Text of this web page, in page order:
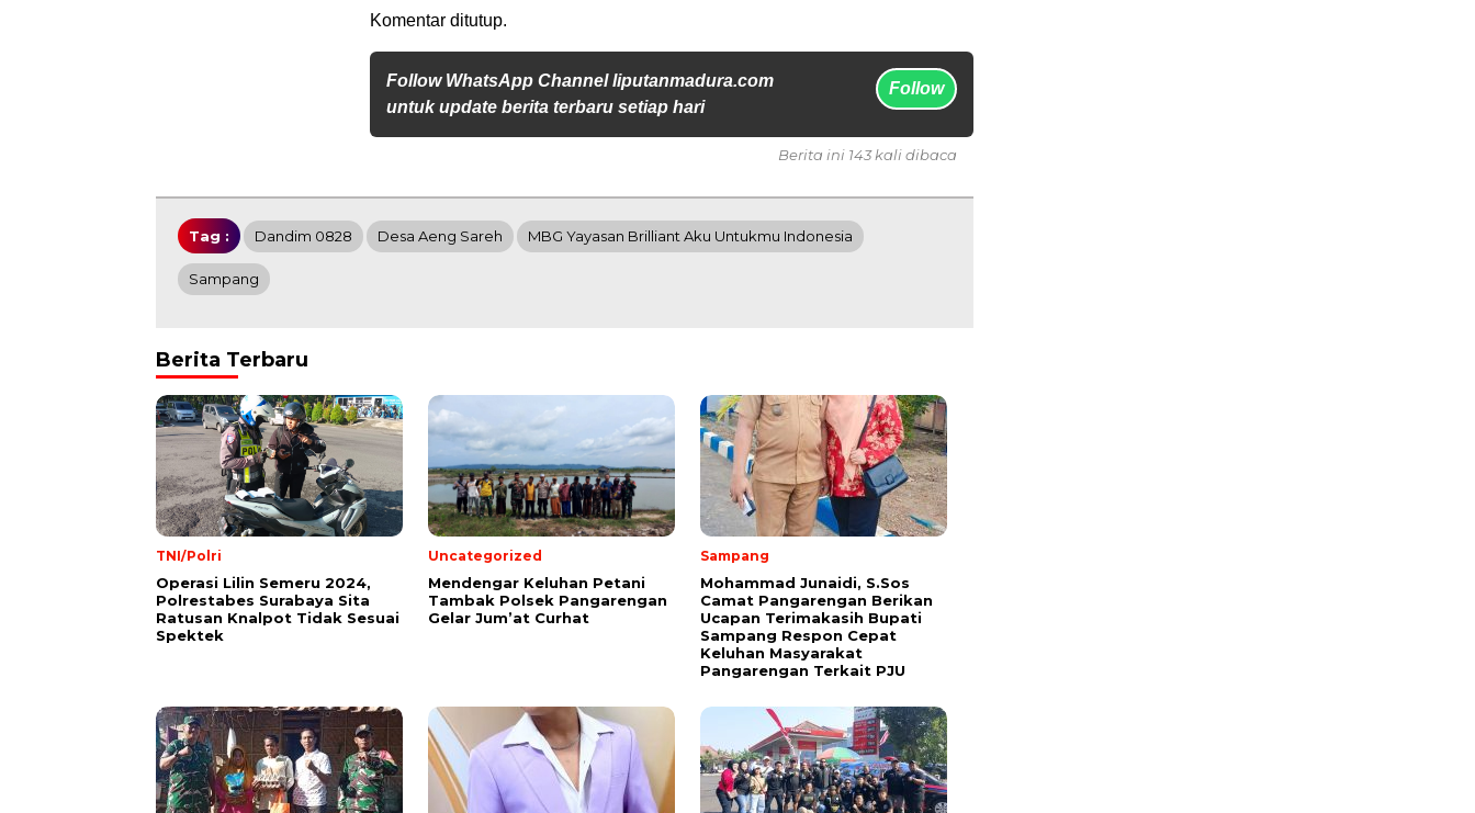
Komentar ditutup.
Follow WhatsApp Channel liputanmadura.com
untuk update berita terbaru setiap hari
Follow
Berita ini 143 kali dibaca
Tag : Dandim 0828 Desa Aeng Sareh MBG Yayasan Brilliant Aku Untukmu Indonesia
Sampang
Berita Terbaru
TNI/Polri
Operasi Lilin Semeru 2024,
Polrestabes Surabaya Sita
Ratusan Knalpot Tidak Sesuai
Spektek
Uncategorized
Mendengar Keluhan Petani
Tambak Polsek Pangarengan
Gelar Jum’at Curhat
Sampang
Mohammad Junaidi, S.Sos
Camat Pangarengan Berikan
Ucapan Terimakasih Bupati
Sampang Respon Cepat
Keluhan Masyarakat
Pangarengan Terkait PJU